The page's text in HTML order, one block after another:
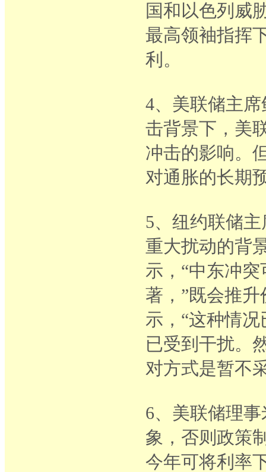
国和以色列威
最高领袖指挥
利。
4、美联储主
击背景下，美
冲击的影响。
对通胀的长期
5、纽约联储
重大扰动的背
示，“中东冲
著，”既会推
示，“这种情
已受到干扰。
对方式是暂不
6、美联储理
象，否则政策
今年可将利率